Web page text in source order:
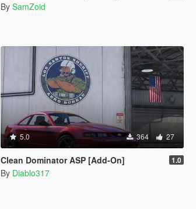
By SamZoid
5.0 364 27
Clean Dominator ASP [Add-On] 1.0
By Diablo317